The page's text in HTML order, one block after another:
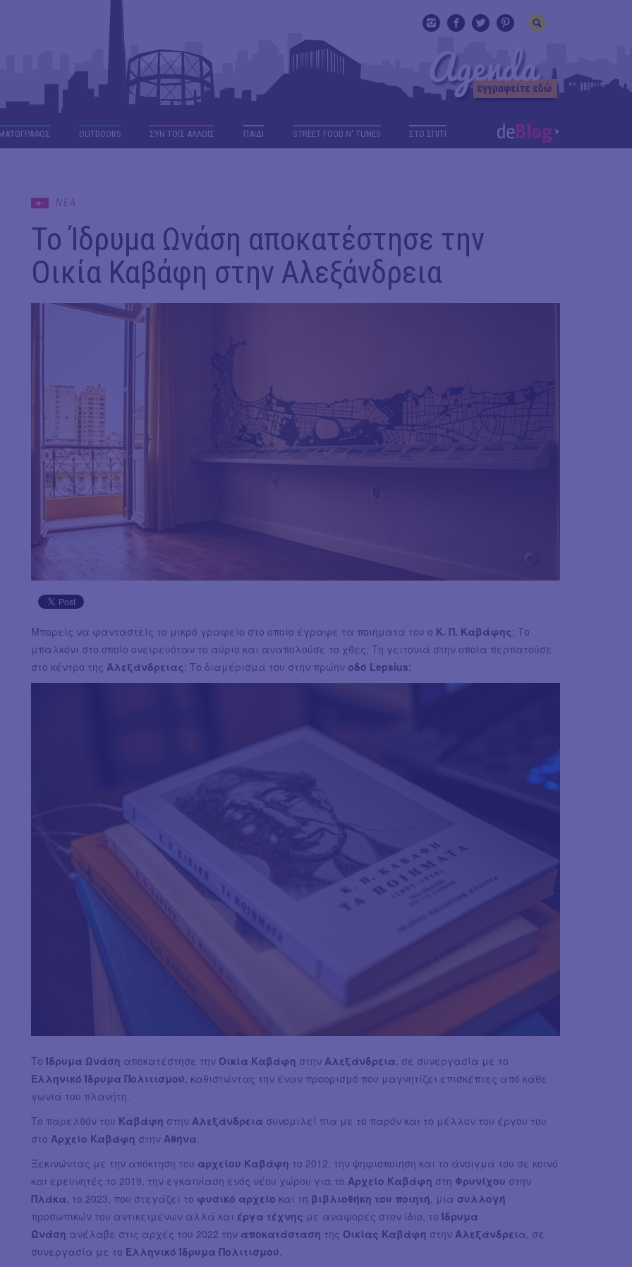
OUTDΟORS ΣΥΝ ΤΟΙΣ ΑΛΛΟΙΣ ΠΑΙΔΙ STREET FOOD N' TUNES ΣΤΟ ΣΠΙΤΙ
ΝΕΑ
Το Ίδρυμα Ωνάση αποκατέστησε την
Οικία Καβάφη στην Αλεξάνδρεια
Μπορείς να φανταστείς το μικρό γραφείο στο οποίο έγραφε τα ποιήματά του ο Κ. Π. Καβάφης; Το
μπαλκόνι στο οποίο ονειρευόταν το αύριο και αναπολούσε το χθες; Τη γειτονιά στην οποία περπατούσε
στο κέντρο της Αλεξάνδρειας; Το διαμέρισμά του στην πρώην οδό Lepsius;
Το Ίδρυμα Ωνάση αποκατέστησε την Οικία Καβάφη στην Αλεξάνδρεια , σε συνεργασία με το
Ελληνικό Ίδρυμα Πολιτισμού , καθιστώντας την έναν προορισμό που μαγνητίζει επισκέπτες από κάθε
γωνιά του πλανήτη.
Το παρελθόν του Καβάφη στην Αλεξάνδρεια συνομιλεί πια με το παρόν και το μέλλον του έργου του
στο Αρχείο Καβάφη στην Αθήνα
Ξεκινώντας με την απόκτηση του αρχείου Καβάφη το 2012, την ψηφιοποίηση και το άνοιγμά του σε κοινό
και ερευνητές το 2019, την εγκαινίαση ενός νέου χώρου για το Αρχείο Καβάφη στη Φρυνίχου στην
Πλάκα , το 2023, που στεγάζει το φυσικό αρχείο και τη βιβλιοθήκη του ποιητή , μια συλλογή
προσωπικών του αντικειμένων αλλά και έργα τέχνης με αναφορές στον ίδιο, το Ίδρυμα
Ωνάση ανέλαβε στις αρχές του 2022 την αποκατάσταση της Οικίας Καβάφη στην Αλεξάνδρεια, σε
συνεργασία με το Ελληνικό Ίδρυμα Πολιτισμού